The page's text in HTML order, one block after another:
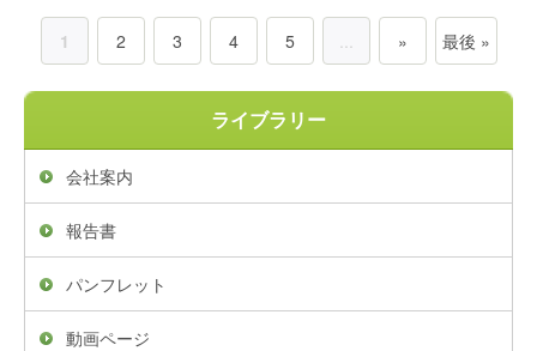
1 2 3 4 5 ... » 最後 »
ライブラリー
会社案内
報告書
パンフレット
動画ページ